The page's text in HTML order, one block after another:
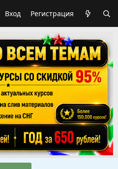
Вход Регистрация